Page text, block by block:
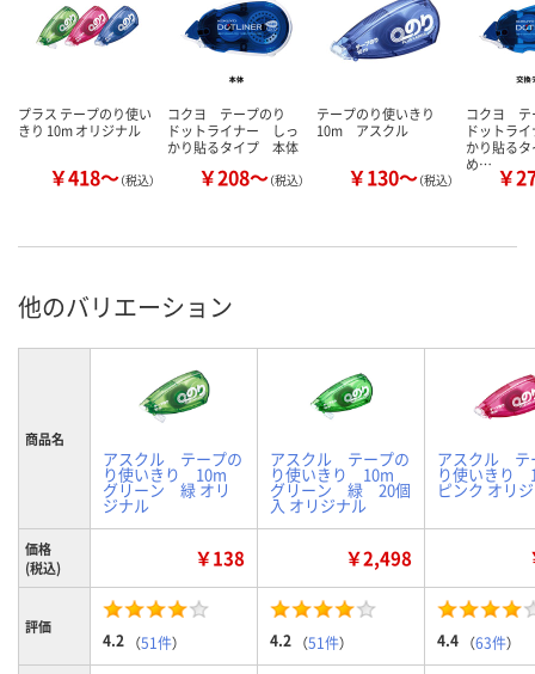
プラス テープのり使い
きり 10m オリジナル
￥418～（税込）
コクヨ テープのり
ドットライナー しっ
かり貼るタイプ 本体
￥208～（税込）
テープのり使いきり
10m アスクル
￥130～（税込）
コクヨ
ドットラ
かり貼る
め… ￥
他のバリエーション
商品名
アスクル テープの
り使いきり 10m
グリーン 緑 オリ
ジナル
アスクル テープの
り使いきり 10m
グリーン 緑 20個
入 オリジナル
アスクル テ
り使いき
ピンク オリ
価格
(税込)
￥138 ￥2,498
評価
4.2 （51件） 4.2 （51件） 4.4 （63件）